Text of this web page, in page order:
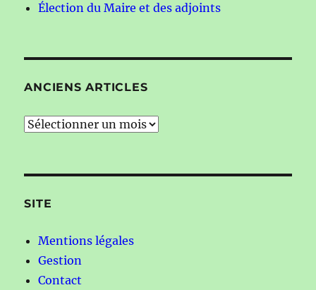
Élection du Maire et des adjoints
ANCIENS ARTICLES
Anciens
SITE
Mentions légales
Gestion
Contact